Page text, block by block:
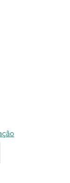
3 seguinte